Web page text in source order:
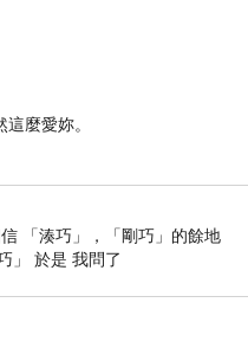
麼愛妳。
「湊巧」，「剛巧」的餘地
」 於是 我問了